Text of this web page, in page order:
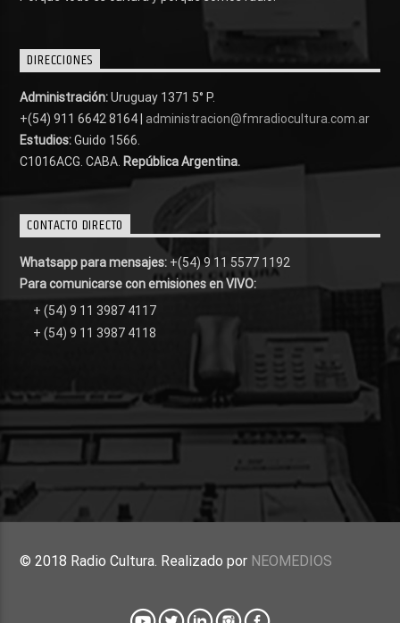
DIRECCIONES
Administración:Uruguay 1371 5° P.
+(54) 911 6642 8164 | administracion@fmradiocultura.com.ar
Estudios:Guido 1566.
C1016ACG . CABA. República Argentina.
CONTACTO DIRECTO
Whatsapp para mensajes: +(54) 9 11 5577 1192
Para comunicarse con emisiones en VIVO:
+ (54) 9 11 3987 4117
+ (54) 9 11 3987 4118
© 2018 Radio Cultura. Realizado por NEOMEDIOS